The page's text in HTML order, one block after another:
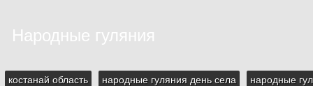
Народные гуляния
костанай область народные гуляния день села народные